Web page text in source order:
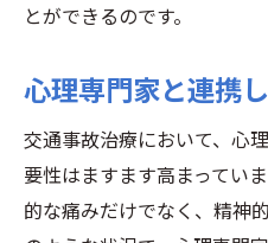
とができるのです。
心理専門家と連携
交通事故治療において、心
要性はますます高まってい
的な痛みだけでなく、精神